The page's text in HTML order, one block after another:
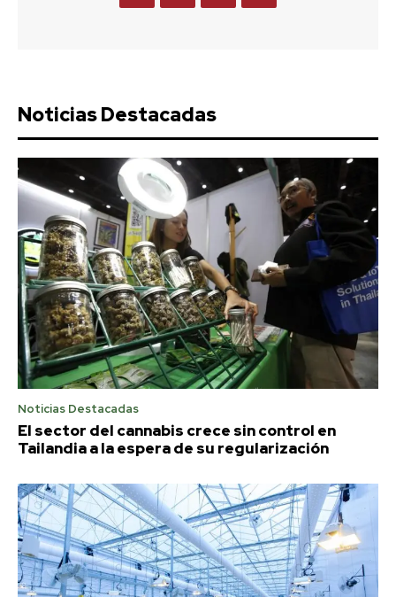
Noticias Destacadas
Noticias Destacadas
El sector del cannabis crece sin control en
Tailandia a la espera de su regularización